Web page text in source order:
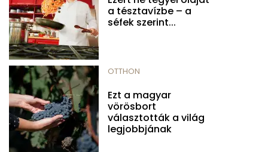
a tésztavízbe – a
séfek szerint...
OTTHON
Ezt a magyar
vörösbort
választották a világ
legjobbjának